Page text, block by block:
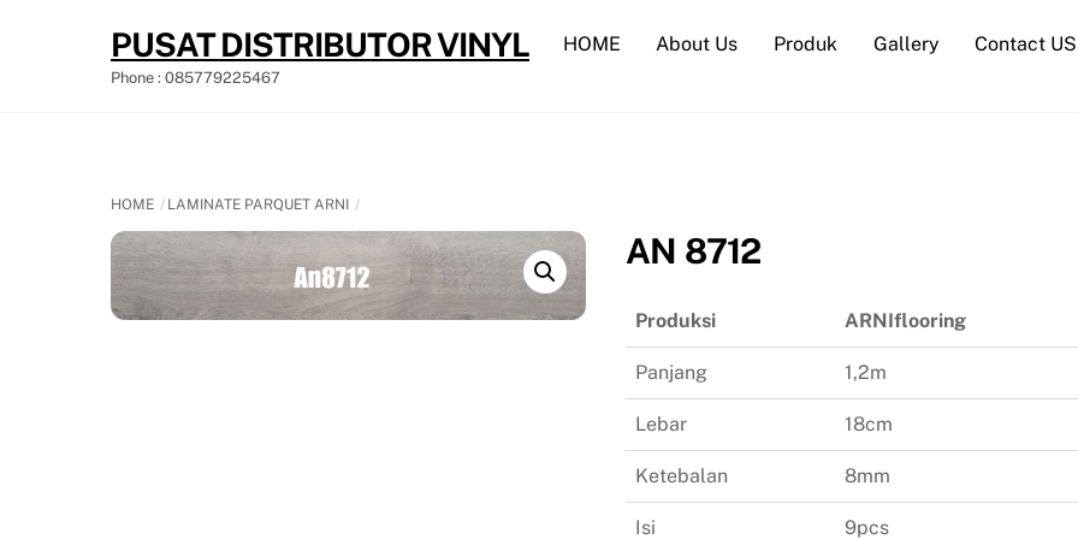
PUSAT DISTRIBUTOR VINYL
Phone : 085779225467
HOME About Us Produk Gallery Contact US
HOME LAMINATE PARQUET ARNI
AN 8712
Produksi ARNIflooring
Panjang 1,2m
Lebar 18cm
Ketebalan 8mm
Isi 9pcs